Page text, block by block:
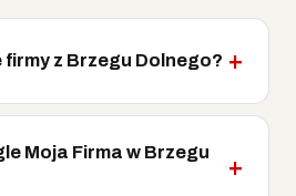
firmy z Brzegu Dolnego?
Moja Firma w Brzegu